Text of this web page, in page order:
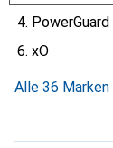
4. PowerGuard
6. xO
Alle 36